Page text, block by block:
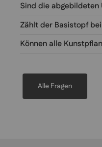
Sind die
Zählt der Basistopf
Können alle
Alle Fragen